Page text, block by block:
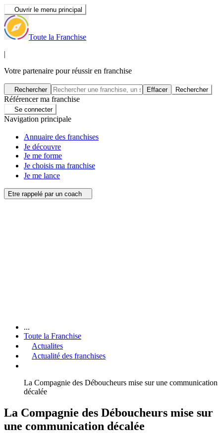
Ouvrir le menu principal
Toute la Franchise
|
Votre partenaire pour réussir en franchise
Rechercher Effacer Rechercher
Référencer ma franchise
Se connecter
Navigation principale
Annuaire des franchises
Je découvre
Je me forme
Je choisis ma franchise
Je me lance
Etre rappelé par un coach
...
Toute la Franchise
Actualites
Actualité des franchises
La Compagnie des Déboucheurs mise sur une communication
décalée
La Compagnie des Déboucheurs mise sur
une communication décalée